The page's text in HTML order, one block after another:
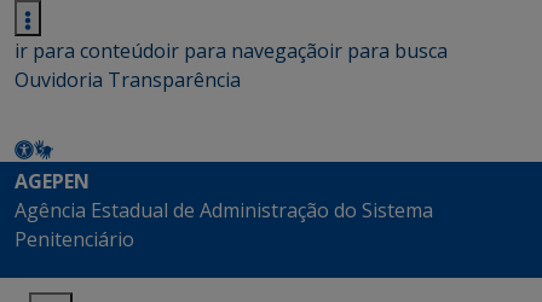
ir para conteúdoir para navegaçãoir para busca
Ouvidoria Transparência
AGEPEN
Agência Estadual de Administração do Sistema
Penitenciário